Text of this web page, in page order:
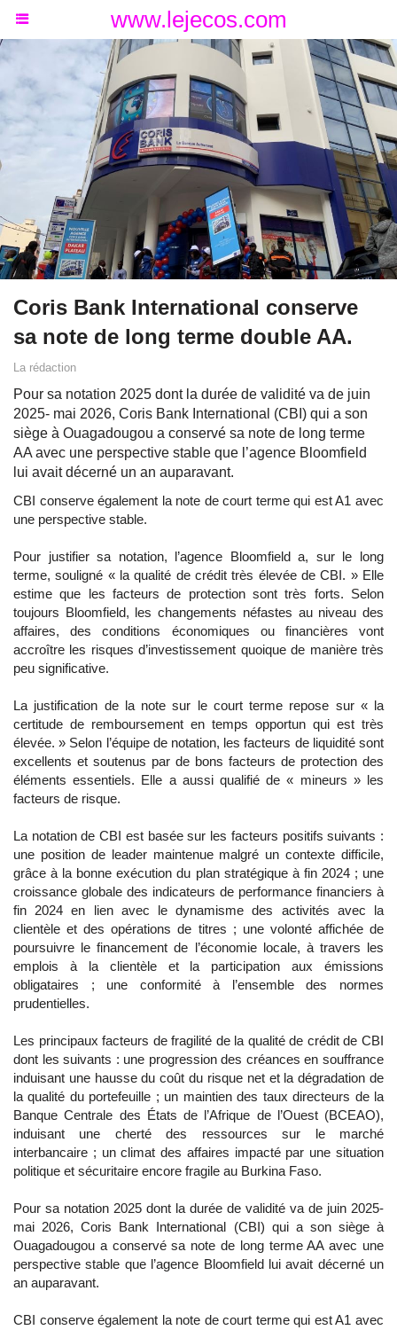
www.lejecos.com
Coris Bank International conserve
sa note de long terme double AA.
La rédaction
Pour sa notation 2025 dont la durée de validité va de juin
2025- mai 2026, Coris Bank International (CBI) qui a son
siège à Ouagadougou a conservé sa note de long terme
AA avec une perspective stable que l’agence Bloomfield
lui avait décerné un an auparavant.
CBI conserve également la note de court terme qui est A1 avec
une perspective stable.
Pour justifier sa notation, l’agence Bloomfield a, sur le long
terme, souligné « la qualité de crédit très élevée de CBI. » Elle
estime que les facteurs de protection sont très forts. Selon
toujours Bloomfield, les changements néfastes au niveau des
affaires, des conditions économiques ou financières vont
accroître les risques d’investissement quoique de manière très
peu significative.
La justification de la note sur le court terme repose sur « la
certitude de remboursement en temps opportun qui est très
élevée. » Selon l’équipe de notation, les facteurs de liquidité sont
excellents et soutenus par de bons facteurs de protection des
éléments essentiels. Elle a aussi qualifié de « mineurs » les
facteurs de risque.
La notation de CBI est basée sur les facteurs positifs suivants :
une position de leader maintenue malgré un contexte difficile,
grâce à la bonne exécution du plan stratégique à fin 2024 ; une
croissance globale des indicateurs de performance financiers à
fin 2024 en lien avec le dynamisme des activités avec la
clientèle et des opérations de titres ; une volonté affichée de
poursuivre le financement de l’économie locale, à travers les
emplois à la clientèle et la participation aux émissions
obligataires ; une conformité à l’ensemble des normes
prudentielles.
Les principaux facteurs de fragilité de la qualité de crédit de CBI
dont les suivants : une progression des créances en souffrance
induisant une hausse du coût du risque net et la dégradation de
la qualité du portefeuille ; un maintien des taux directeurs de la
Banque Centrale des États de l’Afrique de l’Ouest (BCEAO),
induisant une cherté des ressources sur le marché
interbancaire ; un climat des affaires impacté par une situation
politique et sécuritaire encore fragile au Burkina Faso.
Pour sa notation 2025 dont la durée de validité va de juin 2025-
mai 2026, Coris Bank International (CBI) qui a son siège à
Ouagadougou a conservé sa note de long terme AA avec une
perspective stable que l’agence Bloomfield lui avait décerné un
an auparavant.
CBI conserve également la note de court terme qui est A1 avec